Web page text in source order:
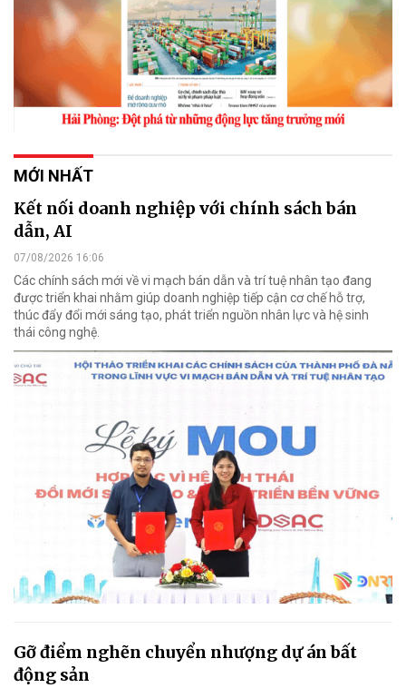
MỚI NHẤT
Kết nối doanh nghiệp với chính sách bán
dẫn, AI
07/08/2026 16:06
Các chính sách mới về vi mạch bán dẫn và trí tuệ nhân tạo đang
được triển khai nhằm giúp doanh nghiệp tiếp cận cơ chế hỗ trợ,
thúc đẩy đổi mới sáng tạo, phát triển nguồn nhân lực và hệ sinh
thái công nghệ.
Gỡ điểm nghẽn chuyển nhượng dự án bất
động sản